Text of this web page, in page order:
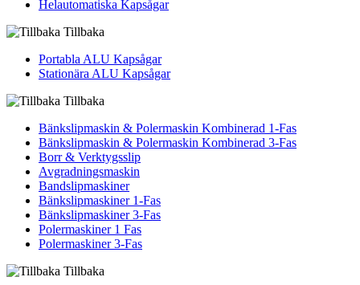
Helautomatiska Kapsågar
Tillbaka
Portabla ALU Kapsågar
Stationära ALU Kapsågar
Tillbaka
Bänkslipmaskin & Polermaskin Kombinerad 1-Fas
Bänkslipmaskin & Polermaskin Kombinerad 3-Fas
Borr & Verktygsslip
Avgradningsmaskin
Bandslipmaskiner
Bänkslipmaskiner 1-Fas
Bänkslipmaskiner 3-Fas
Polermaskiner 1 Fas
Polermaskiner 3-Fas
Tillbaka